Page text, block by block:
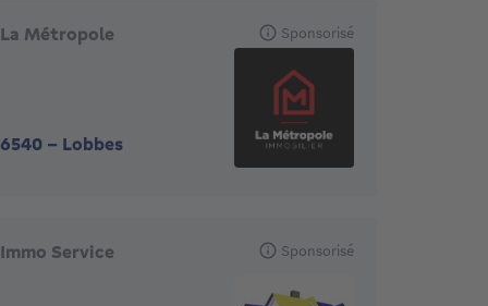
en vedette
La Métropole
6540 - Lobbes
Sponsorisé
Immo Service Sponsorisé